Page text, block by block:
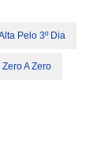
Pelo 3º Dia
A Zero